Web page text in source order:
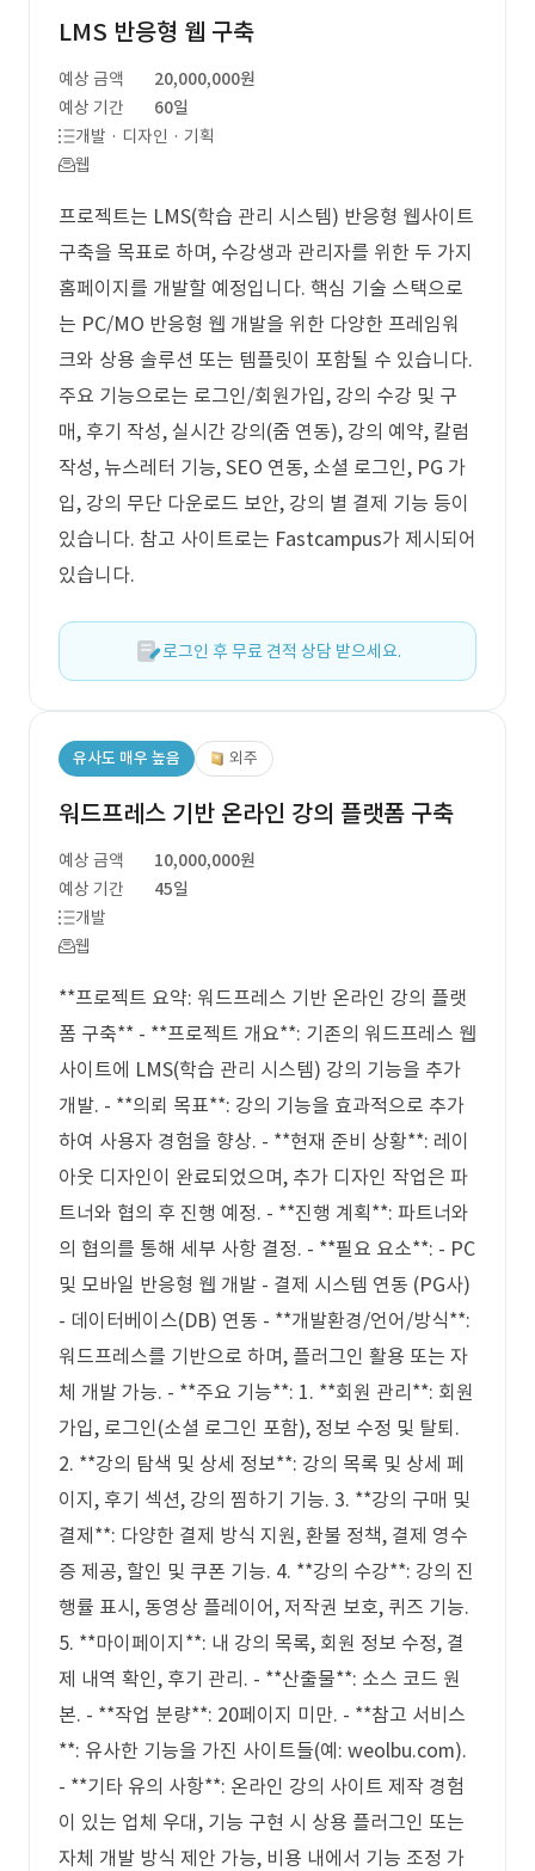
LMS 반응형 웹 구축
예상 금액
20,000,000원
예상 기간
60일
개발 · 디자인 · 기획
웹
프로젝트는 LMS(학습 관리 시스템) 반응형 웹사이트
구축을 목표로 하며, 수강생과 관리자를 위한 두 가지
홈페이지를 개발할 예정입니다. 핵심 기술 스택으로
는 PC/MO 반응형 웹 개발을 위한 다양한 프레임워
크와 상용 솔루션 또는 템플릿이 포함될 수 있습니다.
주요 기능으로는 로그인/회원가입, 강의 수강 및 구
매, 후기 작성, 실시간 강의(줌 연동), 강의 예약, 칼럼
작성, 뉴스레터 기능, SEO 연동, 소셜 로그인, PG 가
입, 강의 무단 다운로드 보안, 강의 별 결제 기능 등이
있습니다. 참고 사이트로는 Fastcampus가 제시되어
있습니다.
로그인 후 무료 견적 상담 받으세요.
유사도 매우 높음 외주
워드프레스 기반 온라인 강의 플랫폼 구축
예상 금액
10,000,000원
예상 기간
45일
개발
웹
**프로젝트 요약: 워드프레스 기반 온라인 강의 플랫
폼 구축** - **프로젝트 개요**: 기존의 워드프레스 웹
사이트에 LMS(학습 관리 시스템) 강의 기능을 추가
개발. - **의뢰 목표**: 강의 기능을 효과적으로 추가
하여 사용자 경험을 향상. - **현재 준비 상황**: 레이
아웃 디자인이 완료되었으며, 추가 디자인 작업은 파
트너와 협의 후 진행 예정. - **진행 계획**: 파트너와
의 협의를 통해 세부 사항 결정. - **필요 요소**: - PC
및 모바일 반응형 웹 개발 - 결제 시스템 연동 (PG사)
- 데이터베이스(DB) 연동 - **개발환경/언어/방식**:
워드프레스를 기반으로 하며, 플러그인 활용 또는 자
체 개발 가능. - **주요 기능**: 1. **회원 관리**: 회원
가입, 로그인(소셜 로그인 포함), 정보 수정 및 탈퇴.
2. **강의 탐색 및 상세 정보**: 강의 목록 및 상세 페
이지, 후기 섹션, 강의 찜하기 기능. 3. **강의 구매 및
결제**: 다양한 결제 방식 지원, 환불 정책, 결제 영수
증 제공, 할인 및 쿠폰 기능. 4. **강의 수강**: 강의 진
행률 표시, 동영상 플레이어, 저작권 보호, 퀴즈 기능.
5. **마이페이지**: 내 강의 목록, 회원 정보 수정, 결
제 내역 확인, 후기 관리. - **산출물**: 소스 코드 원
본. - **작업 분량**: 20페이지 미만. - **참고 서비스
**: 유사한 기능을 가진 사이트들(예: weolbu.com).
- **기타 유의 사항**: 온라인 강의 사이트 제작 경험
이 있는 업체 우대, 기능 구현 시 상용 플러그인 또는
자체 개발 방식 제안 가능, 비용 내에서 기능 조정 가